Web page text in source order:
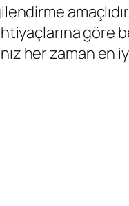
göre
her zaman en